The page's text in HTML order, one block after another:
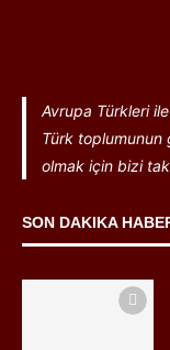
Avrupa Türkleri
Türk toplumunun
olmak için bizi
SON DAKIKA